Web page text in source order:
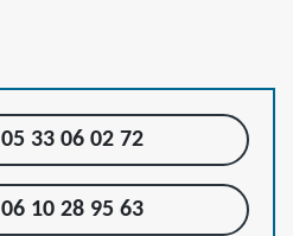
05 33 06 02 72
06 10 28 95 63